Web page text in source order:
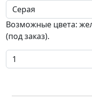
Возможные цвета:
(под заказ).